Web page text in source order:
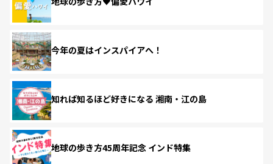
今年の夏はインスパイアへ！
知れば知るほど好きになる 湘南・江の島
地球の歩き方45周年記念 インド特集